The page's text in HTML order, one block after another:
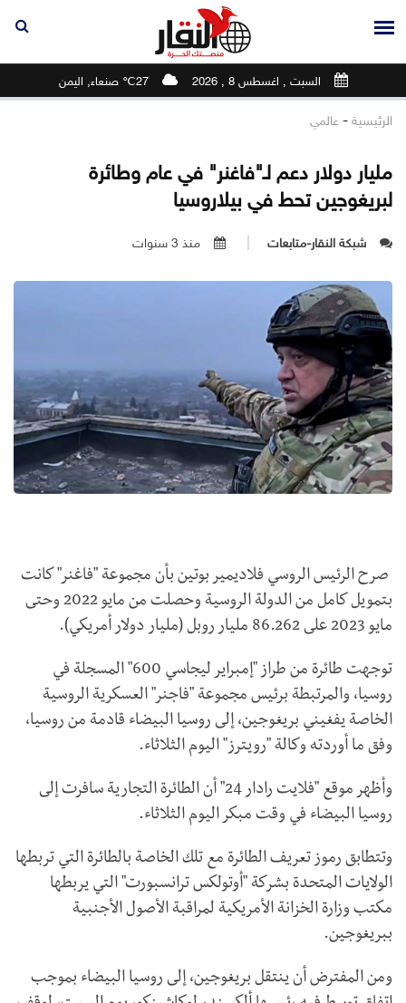
السبت , اغسطس 8 , 2026 27℃ صنعاء, اليمن
الرئيسية - عالمي
مليار دولار دعم لـ"فاغنر" في عام وطائرة
لبريغوجين تحط في بيلاروسيا
شبكة النقار-متابعات منذ 3 سنوات
صرح الرئيس الروسي فلاديمير بوتين بأن مجموعة "فاغنر" كانت
بتمويل كامل من الدولة الروسية وحصلت من مايو 2022 وحتى
مايو 2023 على 86.262 مليار روبل (مليار دولار أمريكي).
توجهت طائرة من طراز "إمبراير ليجاسي 600" المسجلة في
روسيا، والمرتبطة برئيس مجموعة "فاجنر" العسكرية الروسية
الخاصة يفغيني بريغوجين، إلى روسيا البيضاء قادمة من روسيا،
وفق ما أوردته وكالة "رويترز" اليوم الثلاثاء.
وأظهر موقع "فلايت رادار 24" أن الطائرة التجارية سافرت إلى
روسيا البيضاء في وقت مبكر اليوم الثلاثاء.
وتتطابق رموز تعريف الطائرة مع تلك الخاصة بالطائرة التي تربطها
الولايات المتحدة بشركة "أوتولكس ترانسبورت" التي يربطها
مكتب وزارة الخزانة الأمريكية لمراقبة الأصول الأجنبية
ببريغوجين.
ومن المفترض أن ينتقل بريغوجين، إلى روسيا البيضاء بموجب